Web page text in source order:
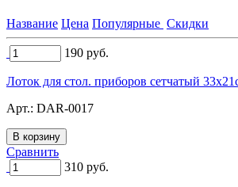
Название Цена Популярные Скидки
190 руб.
Лоток для стол. приборов сетчатый
Арт.: DAR-0017
Сравнить
310 руб.